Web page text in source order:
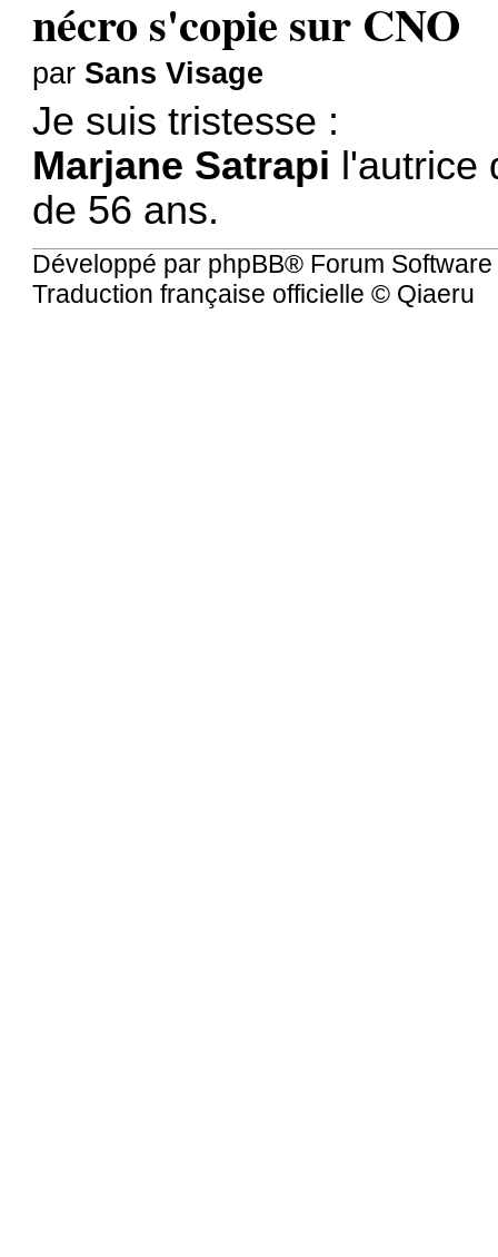
nécro s'copie sur CNO
par Sans Visage
Je suis tristesse :
Marjane Satrapi l'autrice
de 56 ans.
Développé par phpBB® Forum
Traduction française officielle © Qiaeru